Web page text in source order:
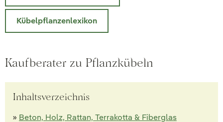
Kübelpflanzenlexikon
Kaufberater zu Pflanzkübeln
Inhaltsverzeichnis
» Beton, Holz, Rattan, Terrakotta & Fiberglas